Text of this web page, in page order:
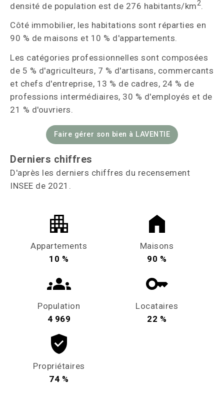
densité de population est de 276 habitants/km2.
Côté immobilier, les habitations sont réparties en
90 % de maisons et 10 % d'appartements.
Les catégories professionnelles sont composées
de 5 % d'agriculteurs, 7 % d'artisans, commercants
et chefs d'entreprise, 13 % de cadres, 24 % de
professions intermédiaires, 30 % d'employés et de
21 % d'ouvriers.
Faire gérer son bien à LAVENTIE
Derniers chiffres
D'après les derniers chiffres du recensement
INSEE de 2021.
Appartements
10 %
Maisons
90 %
Population
4 969
Locataires
22 %
Propriétaires
74 %